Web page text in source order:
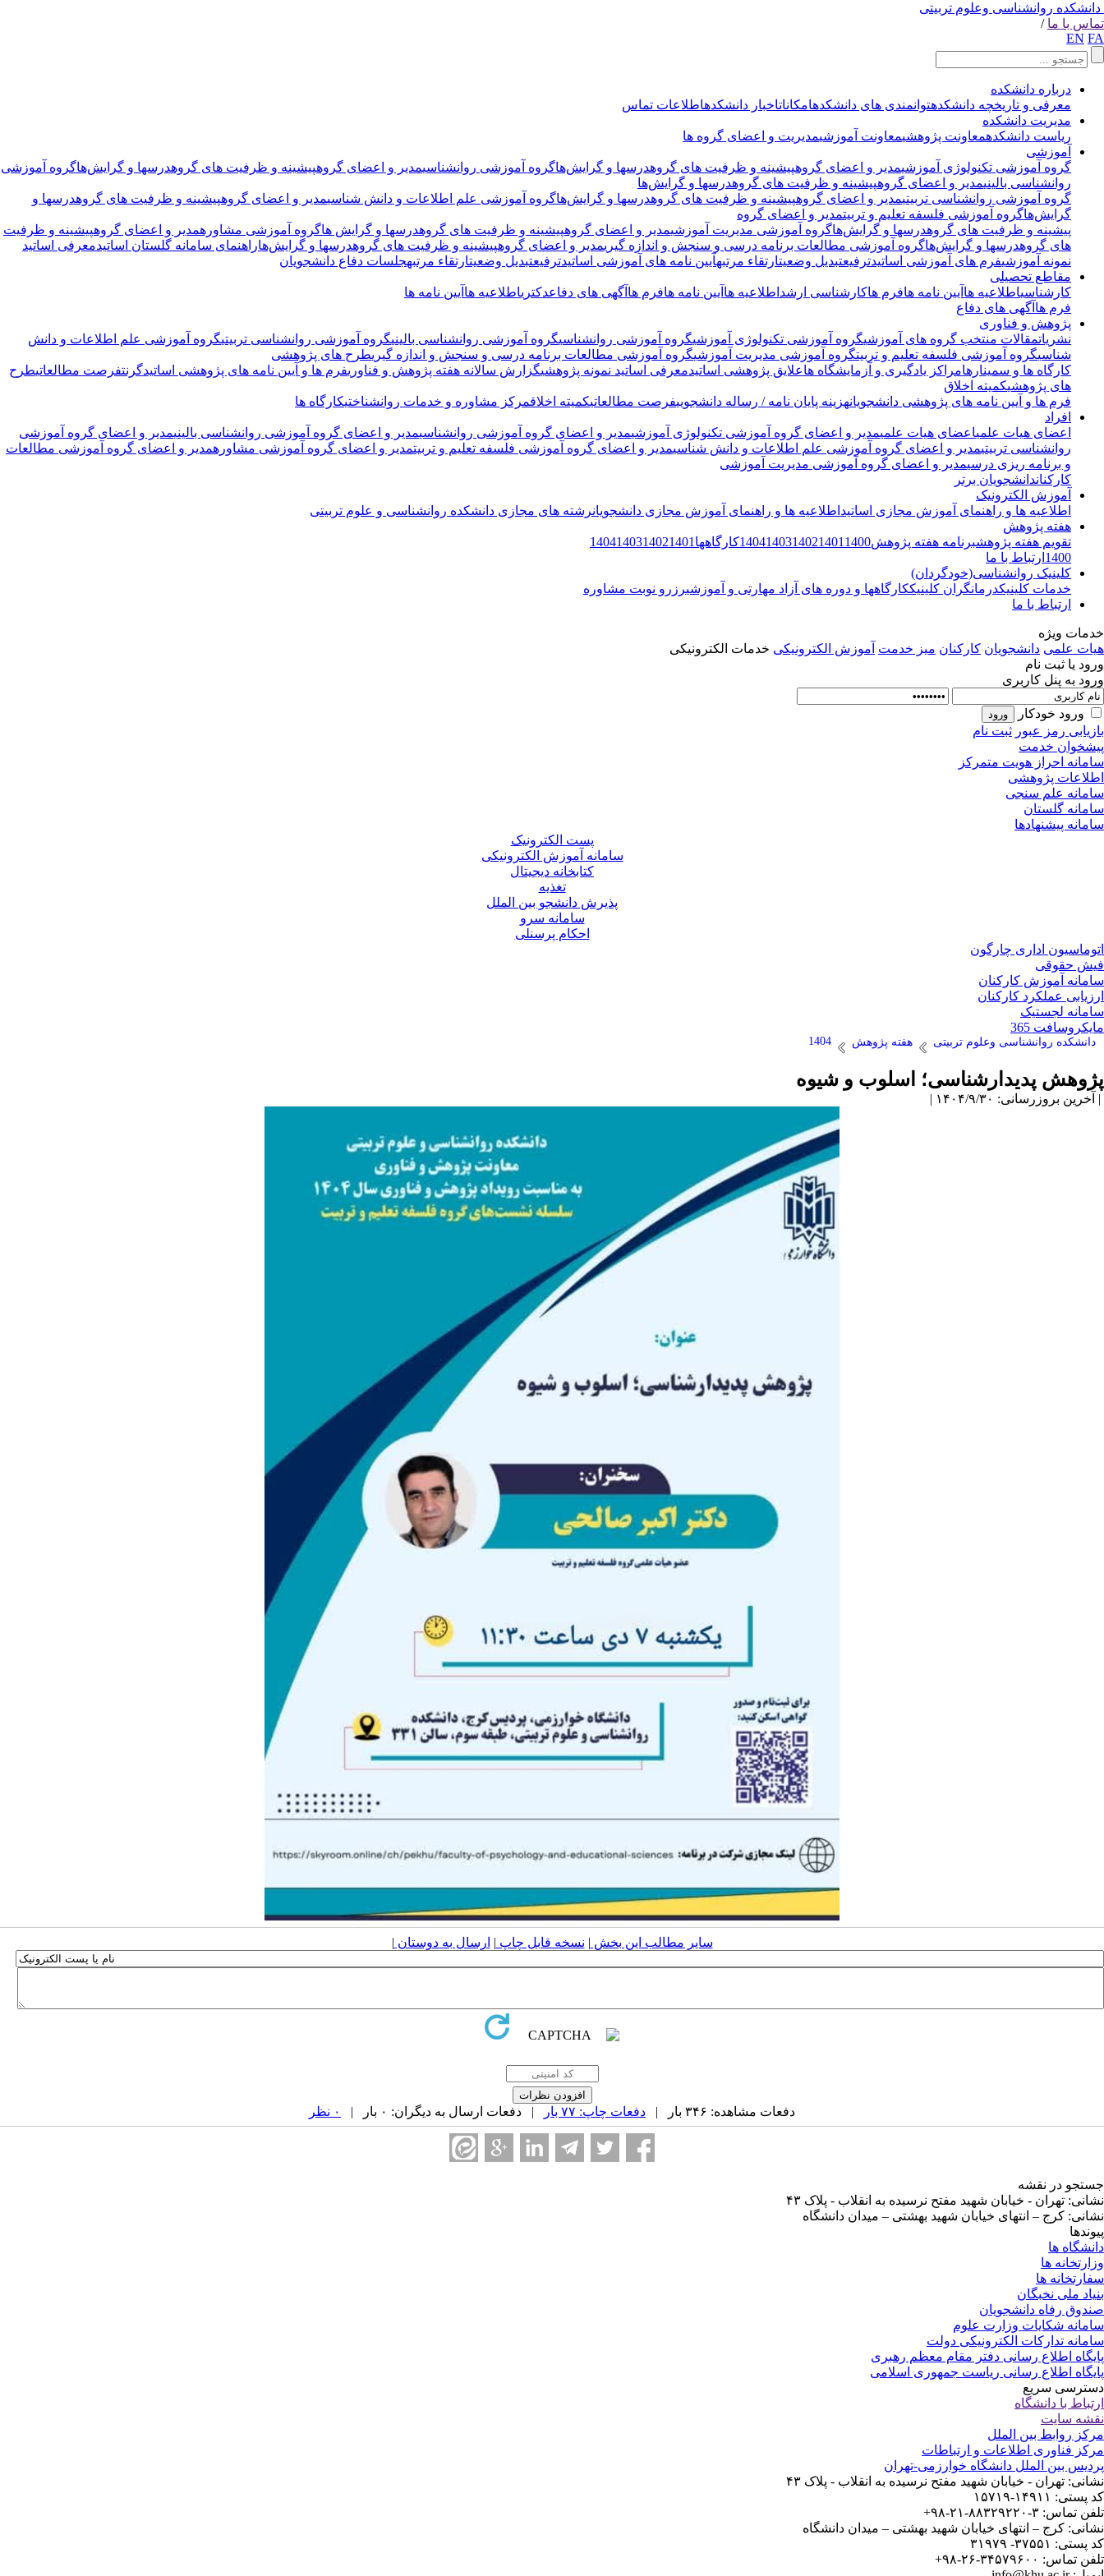
دانشکده روانشناسی وعلوم تربیتی
تماس با ما /
EN FA
درباره دانشکده
معرفی و تاریخچه دانشکدهتوانمندی های دانشکدهامکاناتاخبار دانشکدهاطلاعات تماس
مدیریت دانشکده
ریاست دانشکدهمعاونت پژوهشیمعاونت آموزشیمدیریت و اعضای گروه ها
آموزشی
گروه آموزشی تکنولوژی آموزشیمدیر و اعضای گروهپیشینه و ظرفیت های گروهدرسها و گرایش‌هاگروه آموزشی روانشناسیمدیر و اعضای گروهپیشینه و ظرفیت های گروهدرسها و گرایش‌هاگروه آموزشی
روانشناسی بالینیمدیر و اعضای گروهپیشینه و ظرفیت های گروهدرسها و گرایش‌ها
گروه آموزشی روانشناسی تربیتیمدیر و اعضای گروهپیشینه و ظرفیت های گروهدرسها و گرایش‌هاگروه آموزشی علم اطلاعات و دانش شناسیمدیر و اعضای گروهپیشینه و ظرفیت های گروهدرسها و
گرایش‌هاگروه آموزشی فلسفه تعلیم و تربیتمدیر و اعضای گروه
پیشینه و ظرفیت های گروهدرسها و گرایش‌هاگروه آموزشی مدیریت آموزشیمدیر و اعضای گروهپیشینه و ظرفیت های گروهدرسها و گرایش هاگروه آموزشی مشاورهمدیر و اعضای گروهپیشینه و ظرفیت
های گروهدرسها و گرایش‌هاگروه آموزشی مطالعات برنامه درسی و سنجش و اندازه گیریمدیر و اعضای گروهپیشینه و ظرفیت های گروهدرسها و گرایش‌هاراهنمای سامانه گلستان اساتیدمعرفی اساتید
نمونه آموزشیفرم های آموزشی اساتیدترفیعتبدیل وضعیتارتقاء مرتبهآیین نامه های آموزشی اساتیدترفیعتبدیل وضعیتارتقاء مرتبهجلسات دفاع دانشجویان
مقاطع تحصیلی
کارشناسیاطلاعیه ها آیین نامه هافرم هاکارشناسی ارشد اطلاعیه ها آیین نامه هافرم ها آگهی های دفاعدکتریاطلاعیه ها آیین نامه ها
فرم ها آگهی های دفاع
پژوهش و فناوری
نشریاتمقالات منتخب گروه های آموزشیگروه آموزشی تکنولوژی آموزشیگروه آموزشی روانشناسیگروه آموزشی روانشناسی بالینیگروه آموزشی روانشناسی تربیتیگروه آموزشی علم اطلاعات و دانش
شناسیگروه آموزشی فلسفه تعلیم و تربیتگروه آموزشی مدیریت آموزشیگروه آموزشی مطالعات برنامه درسی و سنجش و اندازه گیریطرح های پژوهشی
کارگاه ها و سمینارهامراکز یادگیری و آزمایشگاه هاعلایق پژوهشی اساتیدمعرفی اساتید نمونه پژوهشیگزارش سالانه هفته پژوهش و فناوریفرم ها و آیین نامه های پژوهشی اساتیدگرنتفرصت مطالعاتیطرح
های پژوهشیکمیته اخلاق
فرم ها و آیین نامه های پژوهشی دانشجویانهزینه پایان نامه / رساله دانشجوییفرصت مطالعاتیکمیته اخلاقمرکز مشاوره و خدمات روانشناختیکارگاه ها
افراد
اعضای هیات علمیاعضای هیات علمیمدیر و اعضای گروه آموزشی تکنولوژی آموزشیمدیر و اعضای گروه آموزشی روانشناسیمدیر و اعضای گروه آموزشی روانشناسی بالینیمدیر و اعضای گروه آموزشی
روانشناسی تربیتیمدیر و اعضای گروه آموزشی علم اطلاعات و دانش شناسیمدیر و اعضای گروه آموزشی فلسفه تعلیم و تربیتمدیر و اعضای گروه آموزشی مشاورهمدیر و اعضای گروه آموزشی مطالعات
و برنامه ریزی درسیمدیر و اعضای گروه آموزشی مدیریت آموزشی
کارکناندانشجویان برتر
آموزش الکترونیک
اطلاعیه ها و راهنمای آموزش مجازی اساتید اطلاعیه ها و راهنمای آموزش مجازی دانشجویانرشته های مجازی دانشکده روانشناسی و علوم تربیتی
هفته پژوهش
تقویم هفته پژوهشبرنامه هفته پژوهش 1404140314021401 1400 کارگاهها 1404140314021401
1400 ارتباط با ما
کلینیک روانشناسی(خودگردان)
خدمات کلینیکدرمانگران کلینیککارگاهها و دوره های آزاد مهارتی و آموزشیرزرو نوبت مشاوره
ارتباط با ما
خدمات ویژه
هیات علمی دانشجویان کارکنان میز خدمت آموزش الکترونیکی خدمات الکترونیکی
ورود یا ثبت نام
ورود به پنل کاربری
ورود خودکار
بازیابی رمز عبور ثبت نام
پیشخوان خدمت
سامانه احراز هویت متمرکز
اطلاعات پژوهشی
سامانه علم سنجی
سامانه گلستان
سامانه پیشنهادها
پست الکترونیک
سامانه آموزش الکترونیکی
کتابخانه دیجیتال
تغذیه
پذیرش دانشجو بین الملل
سامانه سرو
احکام پرسنلی
اتوماسیون اداری چارگون
فیش حقوقی
سامانه آموزش کارکنان
ارزیابی عملکرد کارکنان
سامانه لجستیک
مایکروسافت 365
دانشکده روانشناسی وعلوم تربیتی هفته پژوهش 1404
پژوهش پدیدارشناسی؛ اسلوب و شیوه
| آخرین بروزرسانی: ۱۴۰۴/۹/۳۰ |
سایر مطالب این بخش | نسخه قابل چاپ | ارسال به دوستان |
دفعات مشاهده: ۳۴۶ بار | دفعات چاپ: ۷۷ بار | دفعات ارسال به دیگران: ۰ بار | ۰ نظر
جستجو در نقشه
نشانی: تهران - خیابان شهید مفتح نرسیده به انقلاب - پلاک ۴۳
نشانی: کرج – انتهای خیابان شهید بهشتی – میدان دانشگاه
پیوندها
دانشگاه ها
وزارتخانه ها
سفارتخانه ها
بنیاد ملی نخبگان
صندوق رفاه دانشجویان
سامانه شکایات وزارت علوم
سامانه تدارکات الکترونیکی دولت
پایگاه اطلاع رسانی دفتر مقام معظم رهبری
پایگاه اطلاع رسانی ریاست جمهوری اسلامی
دسترسی سریع
ارتباط با دانشگاه
نقشه سایت
مرکز روابط بین الملل
مرکز فناوری اطلاعات و ارتباطات
پردیس بین الملل دانشگاه خوارزمی-تهران
نشانی: تهران - خیابان شهید مفتح نرسیده به انقلاب - پلاک ۴۳
کد پستی: ۱۴۹۱۱-۱۵۷۱۹
تلفن تماس: ۳-۸۸۳۲۹۲۲۰-۲۱-۹۸+
نشانی: کرج – انتهای خیابان شهید بهشتی – میدان دانشگاه
کد پستی: ۳۷۵۵۱- ۳۱۹۷۹
تلفن تماس: ۳۴۵۷۹۶۰۰-۲۶-۹۸+